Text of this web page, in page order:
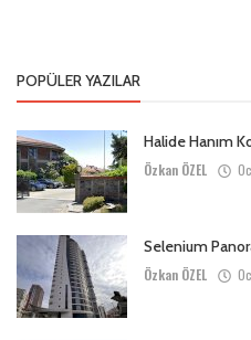
POPÜLER YAZILAR
Halide Hanım
Özkan ÖZEL
Selenium
Özkan ÖZEL